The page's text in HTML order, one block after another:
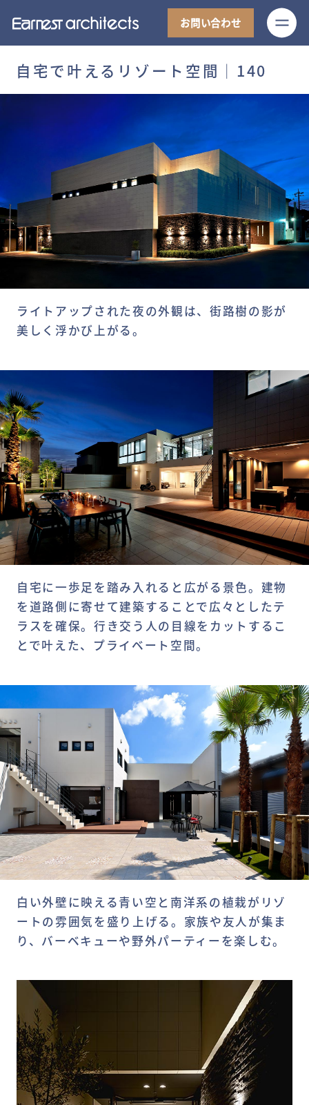
お問い合わせ
自宅で叶えるリゾート空間│140
ライトアップされた夜の外観は、街路樹の影が
美しく浮かび上がる。
自宅に一歩足を踏み入れると広がる景色。建物
を道路側に寄せて建築することで広々としたテ
ラスを確保。行き交う人の目線をカットするこ
とで叶えた、プライベート空間。
白い外壁に映える青い空と南洋系の植栽がリゾ
ートの雰囲気を盛り上げる。家族や友人が集ま
り、バーベキューや野外パーティーを楽しむ。